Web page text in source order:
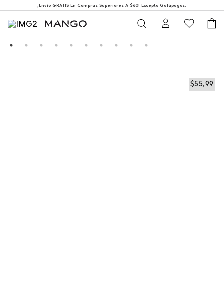
¡Envío GRATIS En Compras Superiores A $60! Excepto Galápagos.
$55,99